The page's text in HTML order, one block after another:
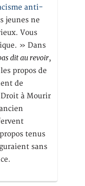
anti-
jeunes ne
Vous
» Dans
dit au revoir,
propos de
de
Droit à Mourir
tenus
sans